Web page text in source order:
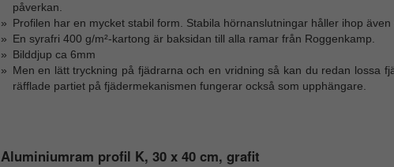
påverkan.
Profilen har en mycket stabil form. Stabila hörnanslutningar håller ihop även
En syrafri 400 g/m²-kartong är baksidan till alla ramar från Roggenkamp.
Bilddjup ca 6mm
Men en lätt tryckning på fjädrarna och en vridning så kan du redan lossa
räfflade partiet på fjädermekanismen fungerar också som upphängare.
Aluminiumram profil K, 30 x 40 cm, grafit